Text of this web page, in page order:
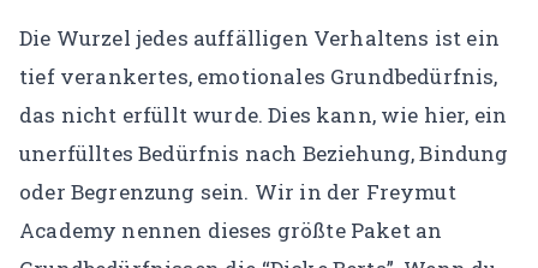
Die Wurzel jedes auffälligen Verhaltens ist ein
tief verankertes, emotionales Grundbedürfnis,
das nicht erfüllt wurde. Dies kann, wie hier, ein
unerfülltes Bedürfnis nach Beziehung, Bindung
oder Begrenzung sein. Wir in der Freymut
Academy nennen dieses größte Paket an